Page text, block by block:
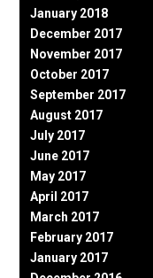
January 2018
December 2017
November 2017
October 2017
September 2017
August 2017
July 2017
June 2017
May 2017
April 2017
March 2017
February 2017
January 2017